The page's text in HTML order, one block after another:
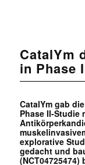
CatalYm
in Phase
CatalYm gab
Phase II-Studie
explorative
gedacht und